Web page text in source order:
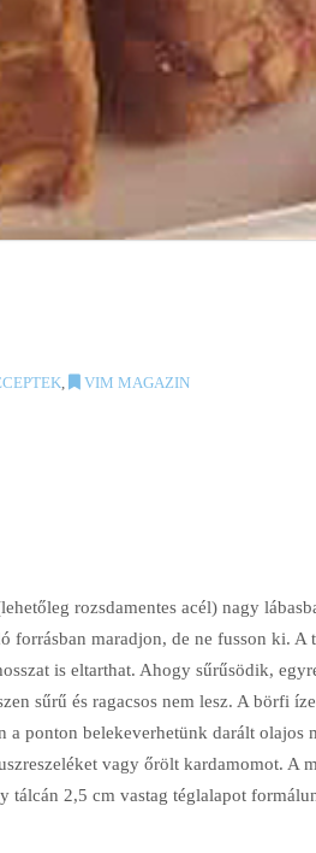
, VIM MAGAZIN
rozsdamentes acél) nagy
maradjon, de ne fusson ki. A
is eltarthat. Ahogy sűrűsödik,
sűrű és raga­csos nem lesz. A börfi
ponton belekeverhetünk darált olajos
vagy őrölt kardamomot. A
2,5 cm vastag tég­lalapot